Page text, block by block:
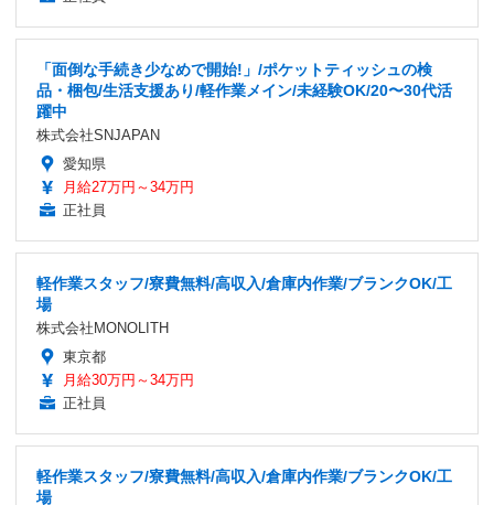
「面倒な手続き少なめで開始!」/ポケットティッシュの検
品・梱包/生活支援あり/軽作業メイン/未経験OK/20〜30代活
躍中
株式会社SNJAPAN
愛知県
月給27万円～34万円
正社員
軽作業スタッフ/寮費無料/高収入/倉庫内作業/ブランクOK/工
場
株式会社MONOLITH
東京都
月給30万円～34万円
正社員
軽作業スタッフ/寮費無料/高収入/倉庫内作業/ブランクOK/工
場